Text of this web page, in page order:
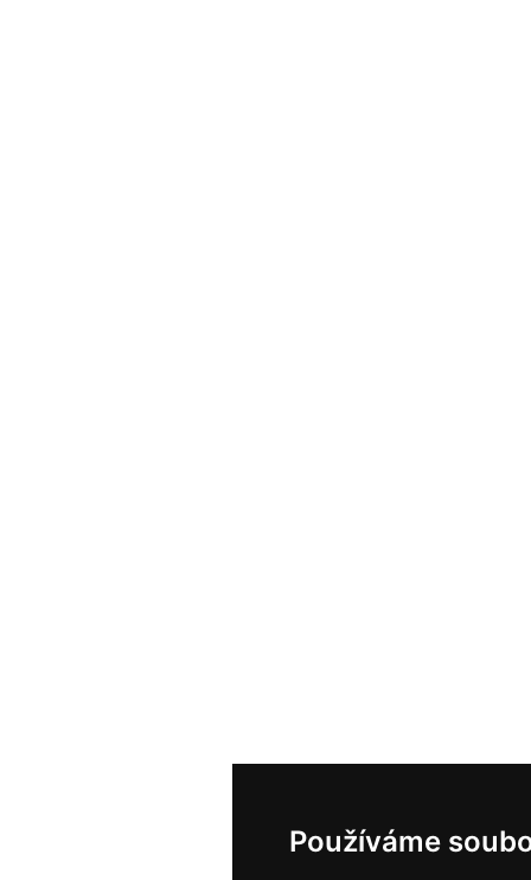
Používáme